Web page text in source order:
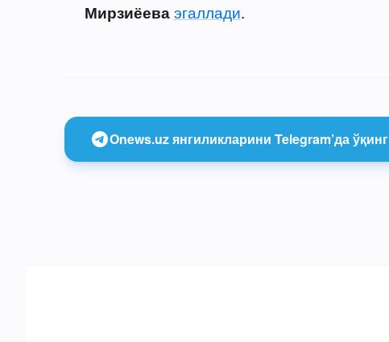
Мирзиёеваэгаллади.
Onews.uz янгиликларини Telegram’да ўқинг